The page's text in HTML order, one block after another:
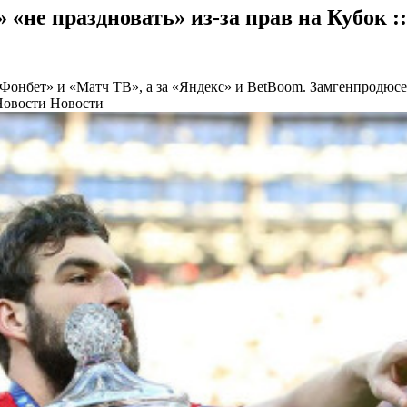
праздновать» из-за прав на
и «Матч ТВ», а за «Яндекс» и BetBoom.
Новости